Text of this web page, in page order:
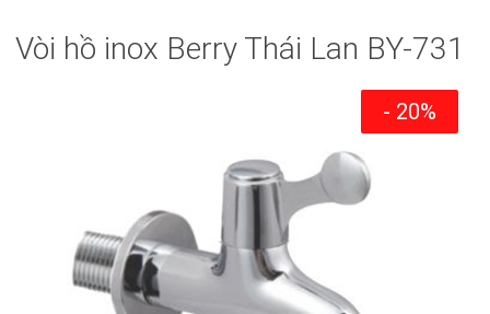
Vòi hồ inox Berry Thái Lan BY-731
- 20%